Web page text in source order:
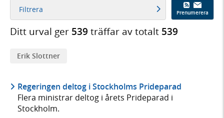
Filtrera Prenumerera
Ditt urval ger 539 träffar av totalt 539
Erik Slottner
Regeringen deltog i Stockholms Prideparad
Flera ministrar deltog i årets Prideparad i
Stockholm.